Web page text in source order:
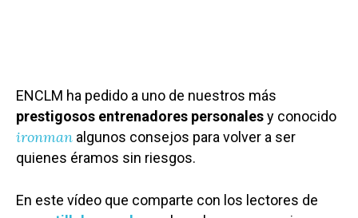
ENCLM ha pedido a uno de nuestros más
prestigosos entrenadores personalesy conocido
ironman algunos consejos para volver a ser
quienes éramos sin riesgos.
En este vídeo que comparte con los lectores de